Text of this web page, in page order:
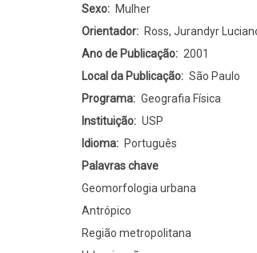
urbana
na
área
metropolitana
de
Porto
Alegre
-
RS:
bacia
Sexo
Mulher
Orientador
Ross, Jurandyr
Ano de Publicação
2001
Local da Publicação
São Paulo
Programa
Geografia Física
Instituição
USP
Idioma
Português
Palavras chave
Geomorfologia urbana
Antrópico
Região metropolitana